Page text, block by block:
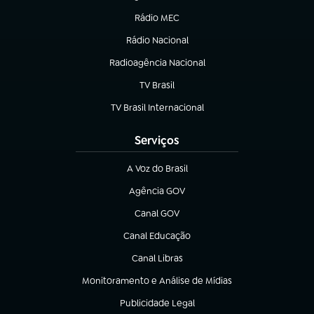
Rádio MEC
(abre em nova aba)
Rádio Nacional
Radioagência Nacional
(abre em nova aba)
TV Brasil
(abre em nova aba)
TV Brasil Internacional
(abre em nova aba)
Serviços
A Voz do Brasil
(abre em nova aba)
Agência GOV
(abre em nova aba)
Canal GOV
(abre em nova aba)
Canal Educação
(abre em nova aba)
Canal Libras
(abre em nova aba)
Monitoramento e Análise de Mídias
(abre em nova aba)
Publicidade Legal
(abre em nova aba)